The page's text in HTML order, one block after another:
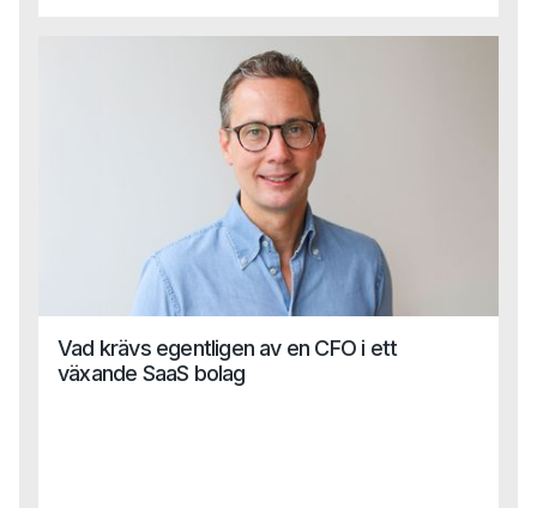
Vad krävs egentligen av en CFO i ett
växande SaaS bolag